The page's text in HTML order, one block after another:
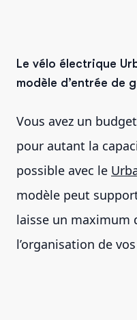
Le vélo électrique
modèle d’entrée de
Vous avez un
pour autant la
possible avec le
modèle peut
laisse un maximum
l’organisation de